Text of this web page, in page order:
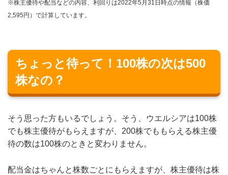
※株主優待や配当などの内容、利回りは2022年5月31日時点の情報（株価
2,595円）で計算しています。
ちょっと待って！100株の次は500
株なの？
そう思った方もいるでしょう。そう、ウエルシアは100株
でも株主優待がもらえますが、200株でももらえる株主優
待の数は100株のときと変わりません。
配当金はちゃんと株数ごとにもらえますが、株主優待は株